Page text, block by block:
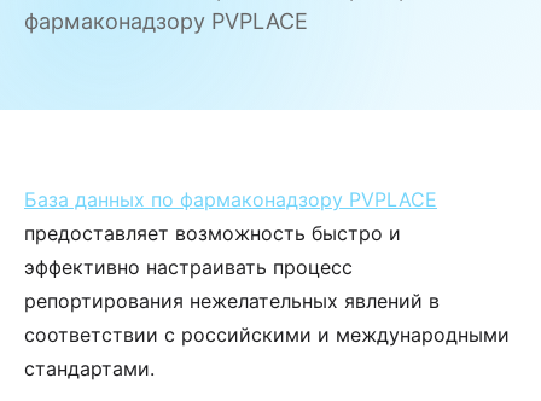
фармаконадзору PVPLACE
База данных по фармаконадзору PVPLACE
предоставляет возможность быстро и
эффективно настраивать процесс
репортирования нежелательных явлений в
соответствии с российскими и международными
стандартами.